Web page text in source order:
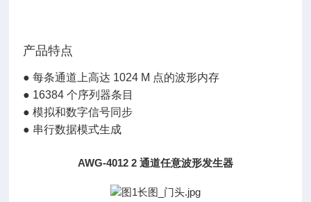
产品特点
●每条通道上高达 1024 M 点的波形内存
● 16384 个序列器条目
●模拟和数字信号同步
● 串行数据模式生成
AWG-4012 2 通道任意波形发生器